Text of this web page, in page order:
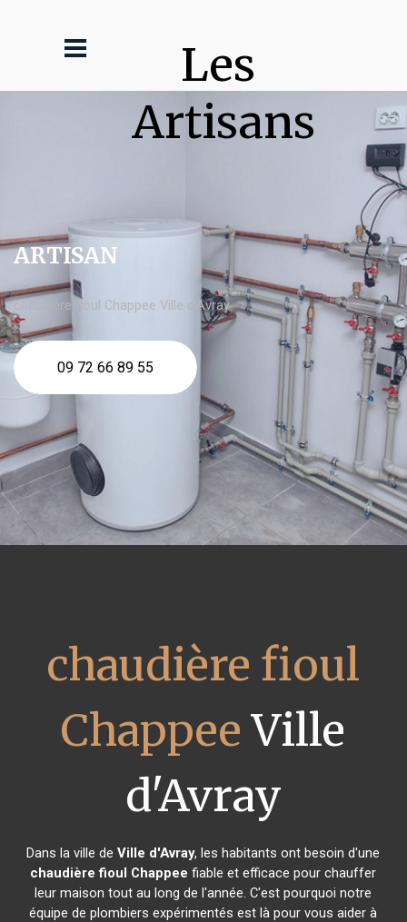
Les
Artisans
ARTISAN
chaudière fioul Chappee Ville d'Avray
09 72 66 89 55
chaudière fioul
Chappee Ville
d'Avray
Dans la ville deVille d'Avray, les habitants ont besoin d'une
chaudière fioul Chappee fiable et efficace pour chauffer
leur maison tout au long de l'année. C'est pourquoi notre
équipe de plombiers expérimentés est là pour vous aider à